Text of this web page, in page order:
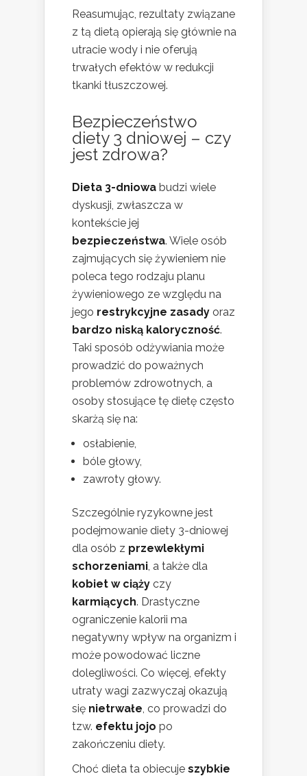
Reasumując, rezultaty związane
z tą dietą opierają się głównie na
utracie wody i nie oferują
trwałych efektów w redukcji
tkanki tłuszczowej.
Bezpieczeństwo
diety 3 dniowej – czy
jest zdrowa?
Dieta 3-dniowa budzi wiele
dyskusji, zwłaszcza w
kontekście jej
bezpieczeństwa. Wiele osób
zajmujących się żywieniem nie
poleca tego rodzaju planu
żywieniowego ze względu na
jego restrykcyjne zasady oraz
bardzo niską kaloryczność.
Taki sposób odżywiania może
prowadzić do poważnych
problemów zdrowotnych, a
osoby stosujące tę dietę często
skarżą się na:
osłabienie,
bóle głowy,
zawroty głowy.
Szczególnie ryzykowne jest
podejmowanie diety 3-dniowej
dla osób z przewlekłymi
schorzeniami , a także dla
kobiet w ciąży czy
karmiących. Drastyczne
ograniczenie kalorii ma
negatywny wpływ na organizm i
może powodować liczne
dolegliwości. Co więcej, efekty
utraty wagi zazwyczaj okazują
się nietrwałe , co prowadzi do
tzw. efektu jojo po
zakończeniu diety.
Choć dieta ta obiecuje szybkie